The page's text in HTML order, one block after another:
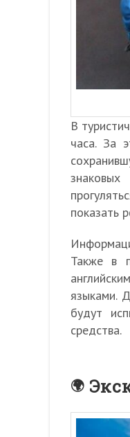
В
часа. За
знаковых
показать
Также в
языками.
будут
средства.